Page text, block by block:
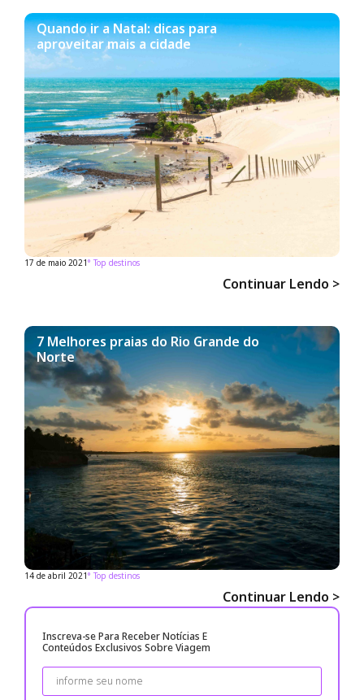
Quando ir a Natal: dicas para
aproveitar mais a cidade
17 de maio 2021° Top destinos
Continuar Lendo >
7 Melhores praias do Rio Grande do
Norte
14 de abril 2021° Top destinos
Continuar Lendo >
Inscreva-se Para Receber Notícias E
Conteúdos Exclusivos Sobre Viagem